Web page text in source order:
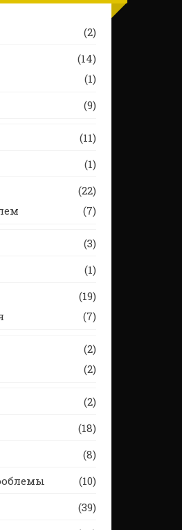
(2)
(14)
(1)
(9)
(11)
(1)
(22)
(7)
(3)
(1)
(19)
(7)
(2)
(2)
(2)
(18)
(8)
(10)
(39)